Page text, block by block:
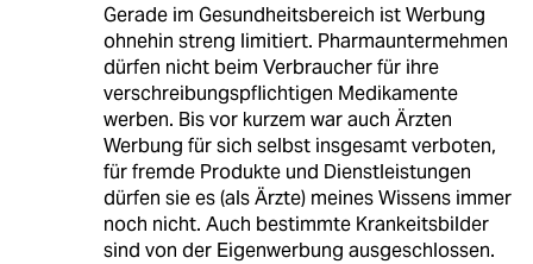
Gerade im Gesundheitsbereich ist Werbung
ohnehin streng limitiert. Pharmauntermehmen
dürfen nicht beim Verbraucher für ihre
verschreibungspflichtigen Medikamente
werben. Bis vor kurzem war auch Ärzten
Werbung für sich selbst insgesamt verboten,
für fremde Produkte und Dienstleistungen
dürfen sie es (als Ärzte) meines Wissens immer
noch nicht. Auch bestimmte Krankeitsbilder
sind von der Eigenwerbung ausgeschlossen.